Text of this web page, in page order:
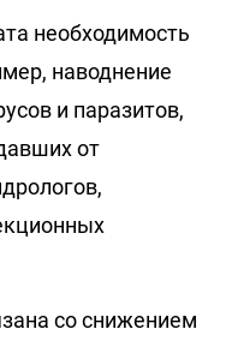
необходимость
наводнение
и паразитов,
от
со снижением